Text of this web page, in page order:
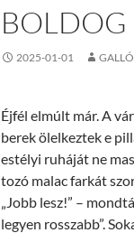
BOLDOG
2025-01-01
Éj­fél el­múlt már. A
be­rek ölel­kez­tek e
es­té­lyi ru­há­ját ne
to­zó ma­lac far­kát
„Jobb lesz!” –
le­gyen rosszabb”.